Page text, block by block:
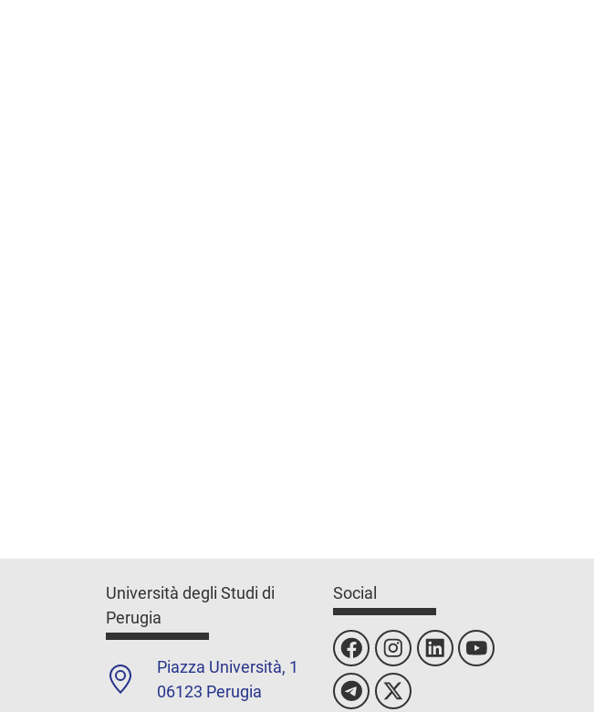
Università degli Studi di
Perugia
Piazza Università, 1
06123 Perugia
Social